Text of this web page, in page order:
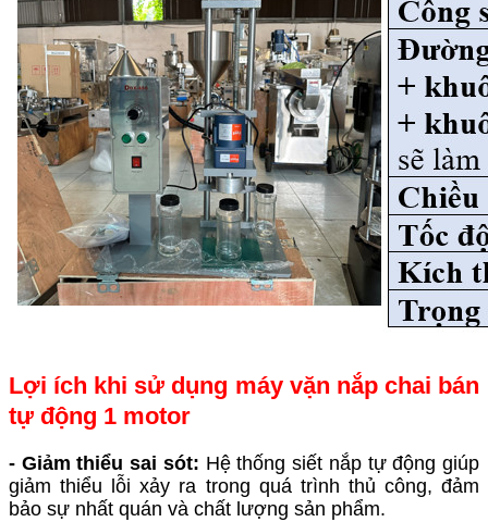
Lợi ích khi sử dụng máy vặn nắp chai bán
tự động 1 motor
- Giảm thiểu sai sót: Hệ thống siết nắp tự động giúp
giảm thiểu lỗi xảy ra trong quá trình thủ công, đảm
bảo sự nhất quán và chất lượng sản phẩm.